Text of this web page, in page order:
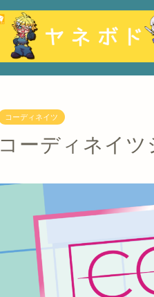
コーディネイツ
コーディネイ